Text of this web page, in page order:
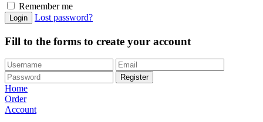
Remember me
Login Lost password?
Fill to the forms to create your account
Register
Home
Order
Account